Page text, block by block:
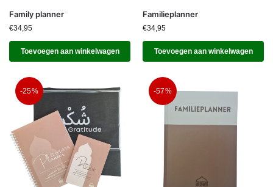
Family planner
€34,95
Toevoegen aan winkelwagen
Familieplanner
€34,95
Toevoegen aan winkelwagen
-25% -57%